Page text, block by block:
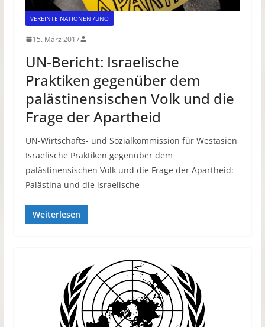
VEREINTE NATIONEN /UNO
15. März 2017
UN-Bericht: Israelische
Praktiken gegenüber dem
palästinensischen Volk und die
Frage der Apartheid
UN-Wirtschafts- und Sozialkommission für Westasien
Israelische Praktiken gegenüber dem
palästinensischen Volk und die Frage der Apartheid:
Palästina und die israelische
Weiterlesen